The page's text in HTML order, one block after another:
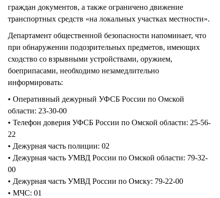
граждан документов, а также ограничено движение
транспортных средств «на локальных участках местности».
Департамент общественной безопасности напоминает, что
при обнаружении подозрительных предметов, имеющих
сходство со взрывными устройствами, оружием,
боеприпасами, необходимо незамедлительно
информировать:
• Оперативный дежурный УФСБ России по Омской
области: 23-30-00
• Телефон доверия УФСБ России по Омской области: 25-56-
22
• Дежурная часть полиции: 02
• Дежурная часть УМВД России по Омской области: 79-32-
00
• Дежурная часть УМВД России по Омску: 79-22-00
• МЧС: 01